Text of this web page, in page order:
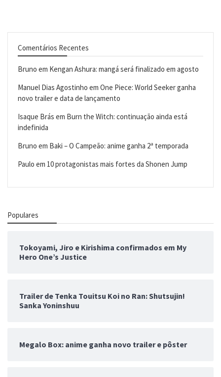
Comentários Recentes
Bruno em Kengan Ashura: mangá será finalizado em agosto
Manuel Dias Agostinho em One Piece: World Seeker ganha
novo trailer e data de lançamento
Isaque Brás em Burn the Witch: continuação ainda está
indefinida
Bruno em Baki – O Campeão: anime ganha 2ª temporada
Paulo em 10 protagonistas mais fortes da Shonen Jump
Populares
Tokoyami, Jiro e Kirishima confirmados em My
Hero One’s Justice
Trailer de Tenka Touitsu Koi no Ran: Shutsujin!
Sanka Yoninshuu
Megalo Box: anime ganha novo trailer e pôster